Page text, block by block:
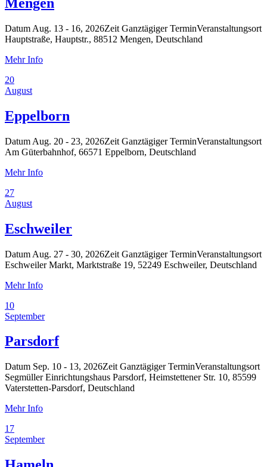
Datum Aug. 13 - 16, 2026Zeit Ganztägiger TerminVeranstaltungsort
Hauptstraße, Hauptstr., 88512 Mengen, Deutschland
Mehr Info
20
August
Eppelborn
Datum Aug. 20 - 23, 2026Zeit Ganztägiger TerminVeranstaltungsort
Am Güterbahnhof, 66571 Eppelborn, Deutschland
Mehr Info
27
August
Eschweiler
Datum Aug. 27 - 30, 2026Zeit Ganztägiger TerminVeranstaltungsort
Eschweiler Markt, Marktstraße 19, 52249 Eschweiler, Deutschland
Mehr Info
10
September
Parsdorf
Datum Sep. 10 - 13, 2026Zeit Ganztägiger TerminVeranstaltungsort
Segmüller Einrichtungshaus Parsdorf, Heimstettener Str. 10, 85599
Vaterstetten-Parsdorf, Deutschland
Mehr Info
17
September